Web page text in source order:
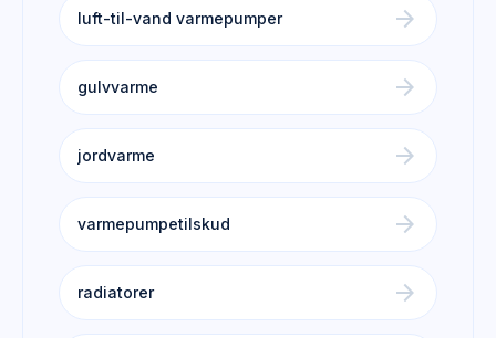
luft-til-vand varmepumper arrow_forward
gulvvarme arrow_forward
jordvarme arrow_forward
varmepumpetilskud arrow_forward
radiatorer arrow_forward